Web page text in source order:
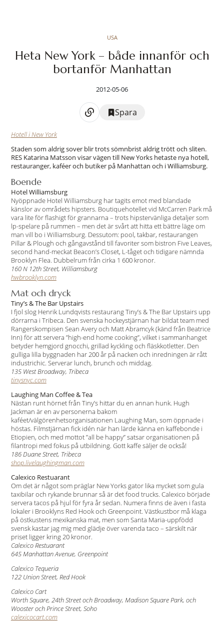
USA
Heta New York – både innanför och
bortanför Manhattan
2012-05-06
Spara
Hotell i New York
Staden som aldrig sover blir trots sömnbrist aldrig trött och sliten.
RES Katarina Matsson visar vägen till New Yorks hetaste nya hotell,
restauranger, kaféer och butiker på Manhattan och i Williamsburg.
Boende
Hotel Williamsburg
Nyöppnade Hotel Williamsburg har tagits emot med blandade
känslor av områdets hipsters. Boutiquehotellet vid McCarren Park må
vara lite för flashigt för grannarna – trots hipstervänliga detaljer som
lp-spelare på rummen – men det är svårt att hitta ett bättre läge om
man vill bo i Williamsburg. Dessutom: pool, takbar, restaurangen
Pillar & Plough och gångavstånd till favoriter som bistron Five Leaves,
second hand-meckat Beacon’s Closet, L-tåget och tidigare nämnda
Brooklyn Flea. Dubbelrum från cirka 1 600 kronor.
160 N 12th Street, Williamsburg
hwbrooklyn.com
Mat och dryck
Tiny’s & The Bar Upstairs
I fjol slog Henrik Lundqvists restaurang Tiny’s & The Bar Upstairs upp
dörrarna i Tribeca. Den svenska hockeystjärnan har bildat team med
Rangerskompisen Sean Avery och Matt Abramcyk (känd från Beatrice
Inn) för att servera ”high-end home cooking”, vilket i sammanhanget
betyder hemgjord gnocchi, grillad kyckling och fläskkotletter. Den
gulliga lilla byggnaden har 200 år på nacken och inredningen är rått
industrichic. Serverar lunch, brunch och middag.
135 West Broadway, Tribeca
tinysnyc.com
Laughing Man Coffee & Tea
Nästan runt hörnet från Tiny’s hittar du en annan hunk. Hugh
Jackman är en av personerna bakom
kaféet/välgörenhetsorganisationen Laughing Man, som öppnade i
höstas. Filmstjärnan fick idén när han lärde känna en kaffebonde i
Etiopien, och med mottot ”all be happy” satsar organisationen på
filantropi med fokus på utbildning. Gott kaffe säljer de också!
186 Duane Street, Tribeca
shop.livelaughingman.com
Calexico Restuarant
Om det är något som präglar New Yorks gator lika mycket som gula
taxibilar och rykande brunnar så är det food trucks. Calexico började
servera tacos på hjul för fyra år sedan. Numera finns de även i fasta
lokaler i Brooklyns Red Hook och Greenpoint. Västkustbor må klaga
på östkustens mexikanska mat, men som Santa Maria-uppfödd
svensk kastar jag mig med glädje över varenda taco – särskilt när
priset ligger kring 20 kronor.
Calexico Restuarant
645 Manhattan Avenue, Greenpoint
Calexico Tequeria
122 Union Street, Red Hook
Calexico Cart
Worth Square, 24th Street och Broadway, Madison Square Park, och
Wooster och Prince Street, Soho
calexicocart.com